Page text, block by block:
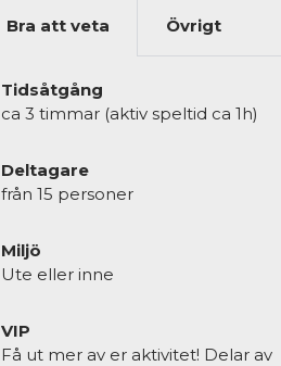
Bra att veta Övrigt
Tidsåtgång
ca 3 timmar (aktiv speltid ca 1h)
Deltagare
från 15 personer
Miljö
Ute eller inne
VIP
Få ut mer av er aktivitet! Delar av